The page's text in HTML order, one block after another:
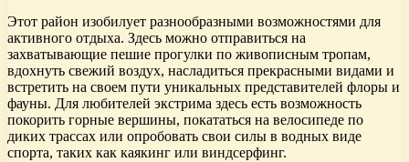
Этот район изобилует разнообразными возможностями для
активного отдыха. Здесь можно отправиться на
захватывающие пешие прогулки по живописным тропам,
вдохнуть свежий воздух, насладиться прекрасными видами и
встретить на своем пути уникальных представителей флоры и
фауны. Для любителей экстрима здесь есть возможность
покорить горные вершины, покататься на велосипеде по
диких трассах или опробовать свои силы в водных виде
спорта, таких как каякинг или виндсерфинг.